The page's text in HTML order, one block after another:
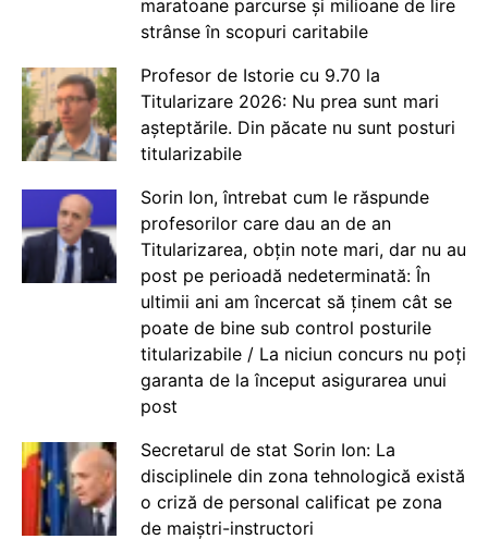
maratoane parcurse și milioane de lire
strânse în scopuri caritabile
Profesor de Istorie cu 9.70 la
Titularizare 2026: Nu prea sunt mari
așteptările. Din păcate nu sunt posturi
titularizabile
Sorin Ion, întrebat cum le răspunde
profesorilor care dau an de an
Titularizarea, obțin note mari, dar nu au
post pe perioadă nedeterminată: În
ultimii ani am încercat să ținem cât se
poate de bine sub control posturile
titularizabile / La niciun concurs nu poți
garanta de la început asigurarea unui
post
Secretarul de stat Sorin Ion: La
disciplinele din zona tehnologică există
o criză de personal calificat pe zona
de maiștri-instructori